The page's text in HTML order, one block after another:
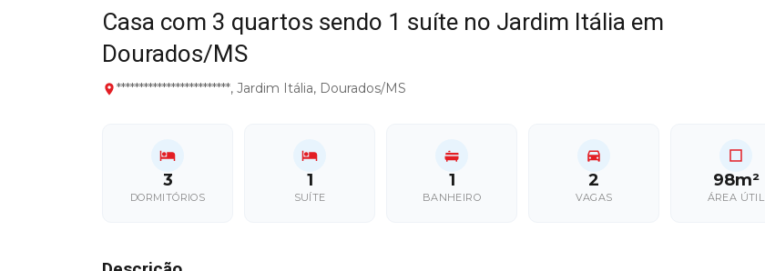
Casa com 3 quartos sendo 1 suíte no Jardim Itália em
Dourados/MS
*************************, Jardim Itália, Dourados/MS
3
DORMITÓRIOS
1
SUÍTE
1
BANHEIRO
2
VAGAS
98m²
ÁREA ÚTIL